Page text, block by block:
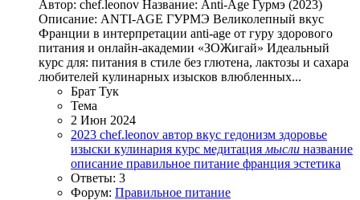
Автор: chef.leonov Название: Anti-Age Гурмэ (2023)
Описание: ANTI-AGE ГУРМЭ Великолепный вкус
Франции в интерпретации anti-age от гуру здорового
питания и онлайн-академии «ЗОЖигай» Идеальный
курс для: питания в стиле без глютена, лактозы и сахара
любителей кулинарных изысков влюбленных...
Брат Тук
Тема
2 Июн 2024
2023 chef.leonov автор вкус гедонизм здоровье
изыски кулинария курс медитация мысли название
описание правильное питание франция эстетика
Ответы: 3
Форум: Правильное питание